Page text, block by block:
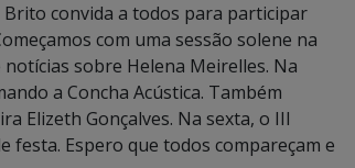
Brito convida a todos para participar
com uma sessão solene na
sobre Helena Meirelles. Na
a Concha Acústica. Também
Elizeth Gonçalves. Na sexta, o III
festa. Espero que todos compareçam e